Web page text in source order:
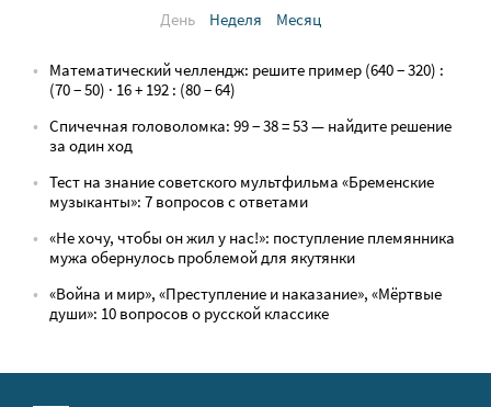
День
Неделя Месяц
Математический челлендж: решите пример (640 − 320) :
(70 − 50) · 16 + 192 : (80 − 64)
Спичечная головоломка: 99 − 38 = 53 — найдите решение
за один ход
Тест на знание советского мультфильма «Бременские
музыканты»: 7 вопросов с ответами
«Не хочу, чтобы он жил у нас!»: поступление племянника
мужа обернулось проблемой для якутянки
«Война и мир», «Преступление и наказание», «Мёртвые
души»: 10 вопросов о русской классике